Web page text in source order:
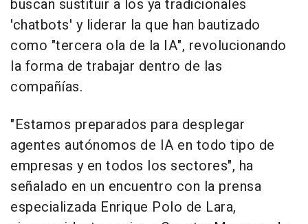
buscan sustituir a los ya tradicionales
'chatbots' y liderar la que han bautizado
como "tercera ola de la IA", revolucionando
la forma de trabajar dentro de las
compañías.
"Estamos preparados para desplegar
agentes autónomos de IA en todo tipo de
empresas y en todos los sectores", ha
señalado en un encuentro con la prensa
especializada Enrique Polo de Lara,